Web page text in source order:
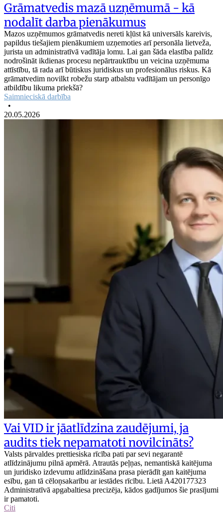
Grāmatvedis mazā uzņēmumā - kā
nodalīt darba pienākumus
Mazos uzņēmumos grāmatvedis nereti kļūst kā universāls kareivis,
papildus tiešajiem pienākumiem uzņemoties arī personāla lietveža,
jurista un administratīvā vadītāja lomu. Lai gan šāda elastība palīdz
nodrošināt ikdienas procesu nepārtrauktību un veicina uzņēmuma
attīstību, tā rada arī būtiskus juridiskus un profesionālus riskus. Kā
grāmatvedim novilkt robežu starp atbalstu vadītājam un personīgo
atbildību likuma priekšā?
Saimnieciskā darbība
•
20.05.2026
Vai VID ir jāatlīdzina zaudējumi, ja
audits tiek nepamatoti novilcināts?
Valsts pārvaldes prettiesiska rīcība pati par sevi negarantē
atlīdzinājumu pilnā apmērā. Atrautās peļņas, nemantiskā kaitējuma
un juridisko izdevumu atlīdzināšana prasa pierādīt gan kaitējuma
esību, gan tā cēloņsakarību ar iestādes rīcību. Lietā A420177323
Administratīvā apgabaltiesa precizēja, kādos gadījumos šie prasījumi
ir pamatoti.
Citi